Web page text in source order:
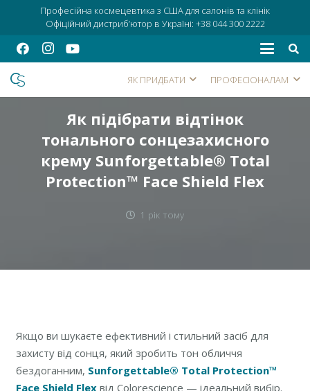
ЯК ПРИДБАТИ ПРОФЕСІОНАЛАМ
Професійна космецевтика з США для салонів та клінік
Офіційний дистриб’ютор в Україні: +38 044 300 2222
Як підібрати відтінок
тонального сонцезахисного
крему Sunforgettable® Total
Protection™ Face Shield Flex
1 рік тому
Якщо ви шукаєте ефективний і стильний засіб для
захисту від сонця, який зробить тон обличчя
бездоганним, Sunforgettable® Total Protection™
Face Shield Flexвід Colorescience — ідеальний вибір.